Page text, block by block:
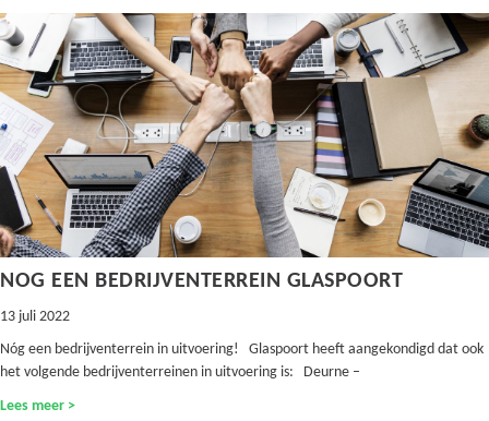
NOG EEN BEDRIJVENTERREIN GLASPOORT
13 juli 2022
Nóg een bedrijventerrein in uitvoering! Glaspoort heeft aangekondigd dat ook
het volgende bedrijventerreinen in uitvoering is: Deurne –
Lees meer >